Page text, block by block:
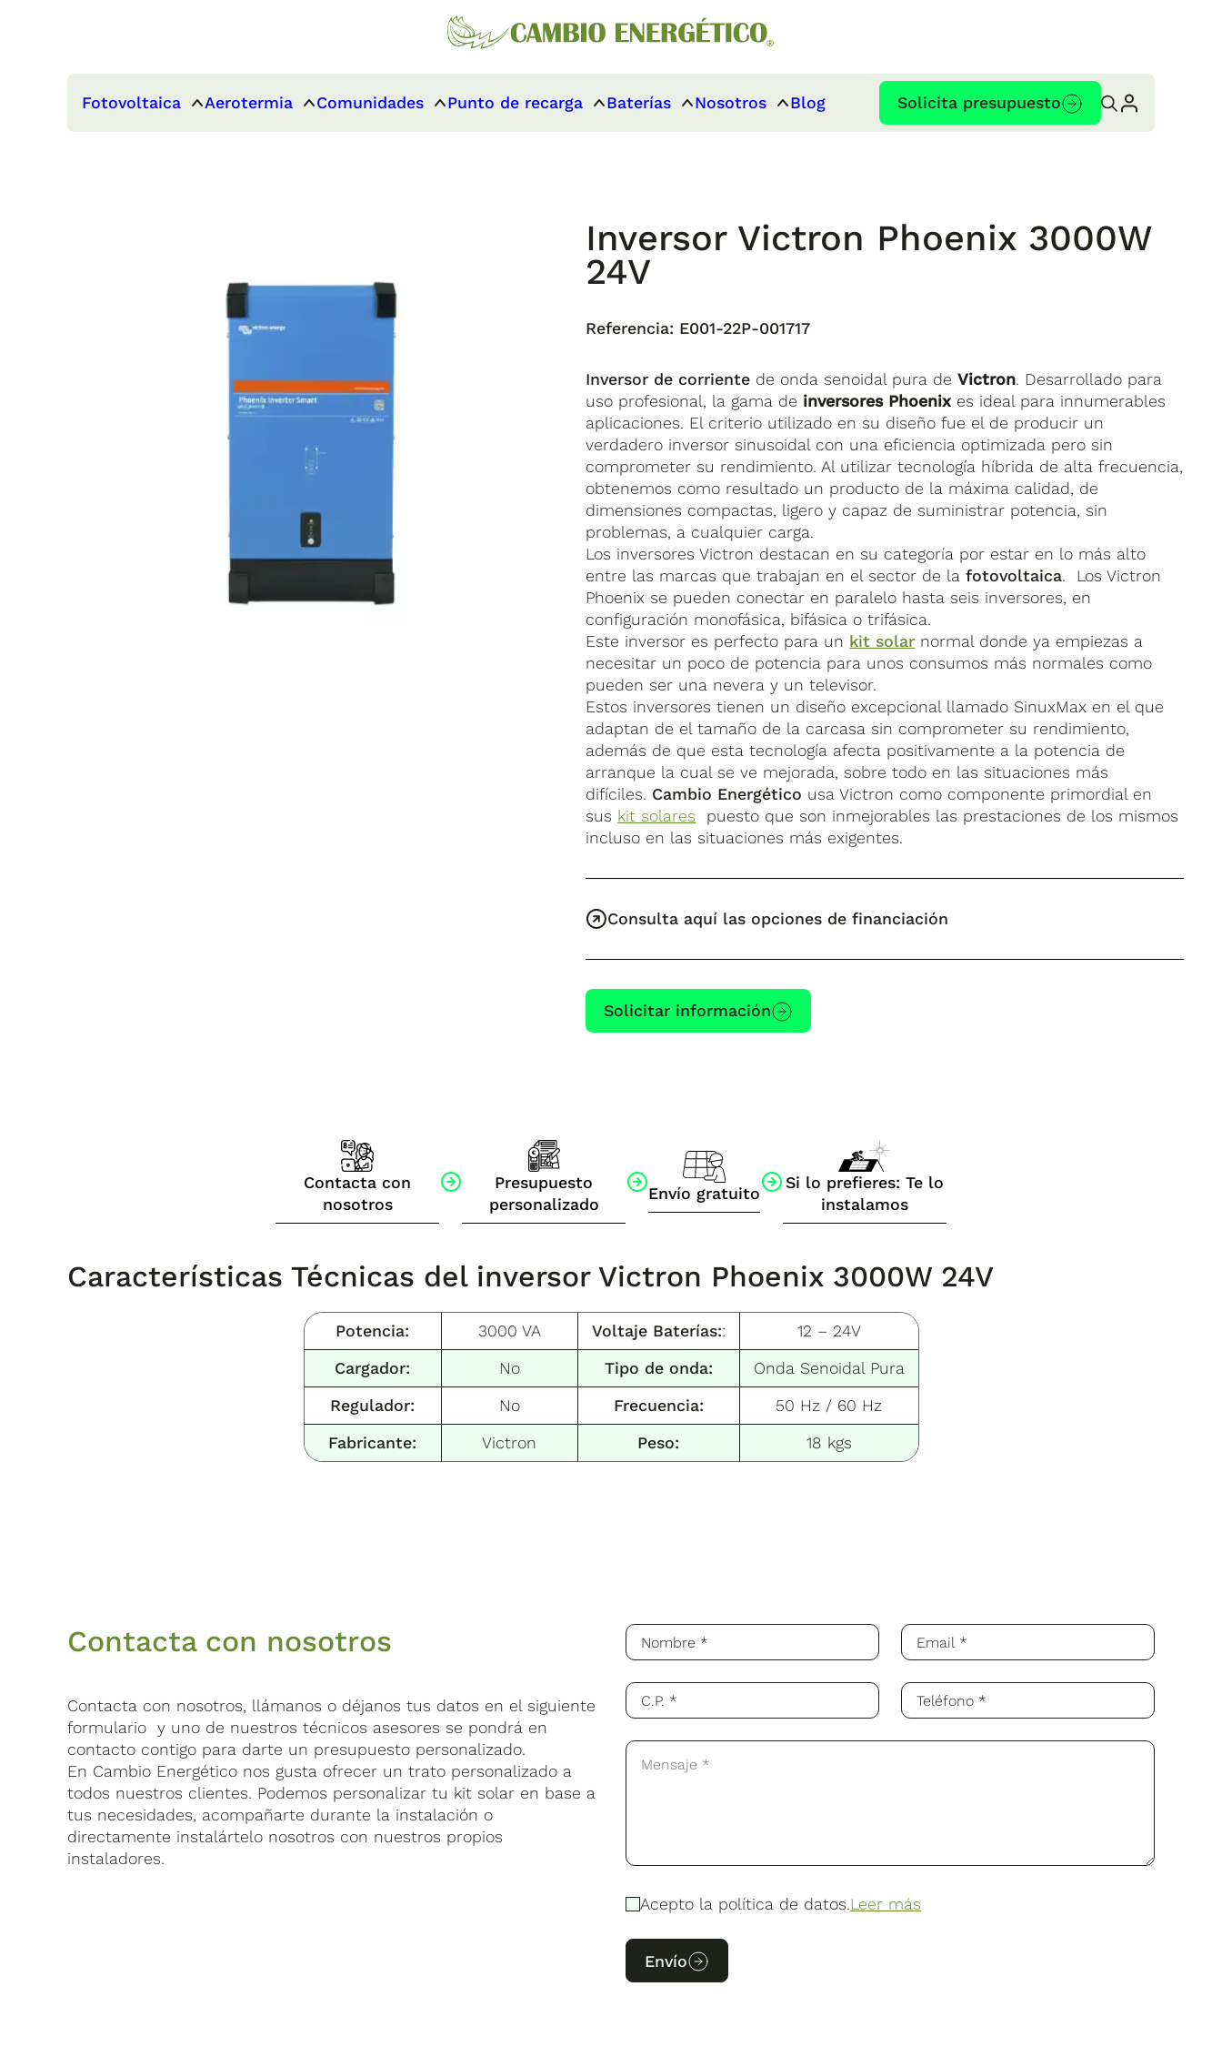
Fotovoltaica Aerotermia Comunidades Punto de recarga Baterías Nosotros Blog Solicita presupuesto
Inversor Victron Phoenix 3000W
24V
Referencia: E001-22P-001717
Inversor de corriente de onda senoidal pura deVictron. Desarrollado para
uso profesional, la gama de inversores Phoenixes ideal para innumerables
aplicaciones. El criterio utilizado en su diseño fue el de producir un
verdadero inversor sinusoidal con una eficiencia optimizada pero sin
comprometer su rendimiento. Al utilizar tecnología híbrida de alta frecuencia,
obtenemos como resultado un producto de la máxima calidad, de
dimensiones compactas, ligero y capaz de suministrar potencia, sin
problemas, a cualquier carga.
Los inversores Victron destacan en su categoría por estar en lo más alto
entre las marcas que trabajan en el sector de lafotovoltaica. Los Victron
Phoenix se pueden conectar en paralelo hasta seis inversores, en
configuración monofásica, bifásica o trifásica.
Este inversor es perfecto para un kit solar normal donde ya empiezas a
necesitar un poco de potencia para unos consumos más normales como
pueden ser una nevera y un televisor.
Estos inversores tienen un diseño excepcional llamado SinuxMax en el que
adaptan de el tamaño de la carcasa sin comprometer su rendimiento,
además de que esta tecnología afecta positivamente a la potencia de
arranque la cual se ve mejorada, sobre todo en las situaciones más
difíciles. Cambio Energético usa Victron como componente primordial en
sus kit solares puesto que son inmejorables las prestaciones de los mismos
incluso en las situaciones más exigentes.
Consulta aquí las opciones de financiación
Solicitar información
Contacta con
nosotros
Presupuesto
personalizado
Envío gratuito
Si lo prefieres: Te lo
instalamos
Características Técnicas del inversor Victron Phoenix 3000W 24V
Potencia: 3000 VA Voltaje Baterías::
12 – 24V
Cargador:
No Tipo de onda:
Onda Senoidal Pura
Regulador:
No Frecuencia:
50 Hz / 60 Hz
Fabricante:
Victron Peso: 18 kgs
Contacta con nosotros
Contacta con nosotros, llámanos o déjanos tus datos en el siguiente
formulario y uno de nuestros técnicos asesores se pondrá en
contacto contigo para darte un presupuesto personalizado.
En Cambio Energético nos gusta ofrecer un trato personalizado a
todos nuestros clientes. Podemos personalizar tu kit solar en base a
tus necesidades, acompañarte durante la instalación o
directamente instalártelo nosotros con nuestros propios
instaladores.
Acepto la política de datos.Leer más
Envío